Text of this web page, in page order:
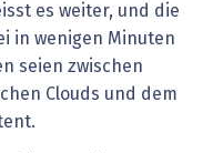
es weiter, und die
in wenigen Minuten
seien zwischen
Clouds und dem